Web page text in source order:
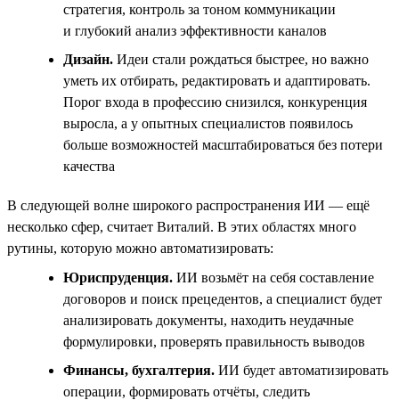
стратегия, контроль за тоном коммуникации
и глубокий анализ эффективности каналов
Дизайн. Идеи стали рождаться быстрее, но важно
уметь их отбирать, редактировать и адаптировать.
Порог входа в профессию снизился, конкуренция
выросла, а у опытных специалистов появилось
больше возможностей масштабироваться без потери
качества
В следующей волне широкого распространения ИИ — ещё
несколько сфер, считает Виталий. В этих областях много
рутины, которую можно автоматизировать:
Юриспруденция. ИИ возьмёт на себя составление
договоров и поиск прецедентов, а специалист будет
анализировать документы, находить неудачные
формулировки, проверять правильность выводов
Финансы, бухгалтерия. ИИ будет автоматизировать
операции, формировать отчёты, следить